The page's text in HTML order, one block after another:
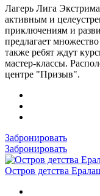
Лагерь Лига
активным и
приключениям и
предлагает
также ребят ждут
мастер-классы.
центре "Призыв".
Забронировать
Забронировать
Остров детства